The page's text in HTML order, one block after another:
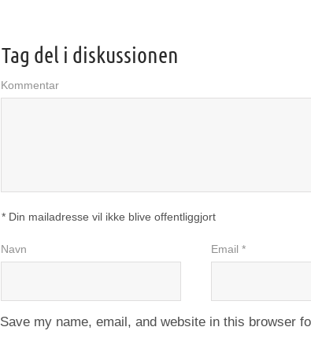
Tag del i diskussionen
Kommentar
* Din mailadresse vil ikke blive offentliggjort
Navn Email *
Save my name, email, and website in this browser